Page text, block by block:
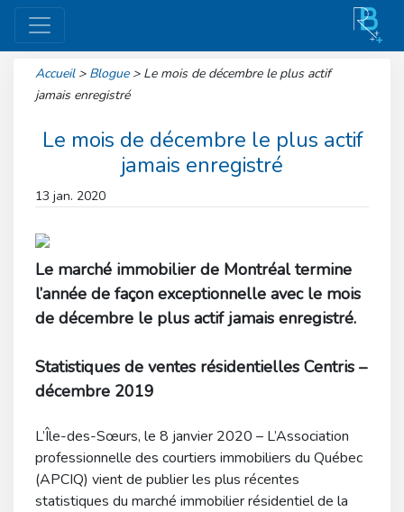
Accueil > Blogue > Le mois de décembre le plus actif
jamais enregistré
Le mois de décembre le plus actif
jamais enregistré
13 jan. 2020
Le marché immobilier de Montréal termine
l’année de façon exceptionnelle avec le mois
de décembre le plus actif jamais enregistré.
Statistiques de ventes résidentielles Centris –
décembre 2019
L’Île-des-Sœurs, le 8 janvier 2020 – L’Association
professionnelle des courtiers immobiliers du Québec
(APCIQ) vient de publier les plus récentes
statistiques du marché immobilier résidentiel de la